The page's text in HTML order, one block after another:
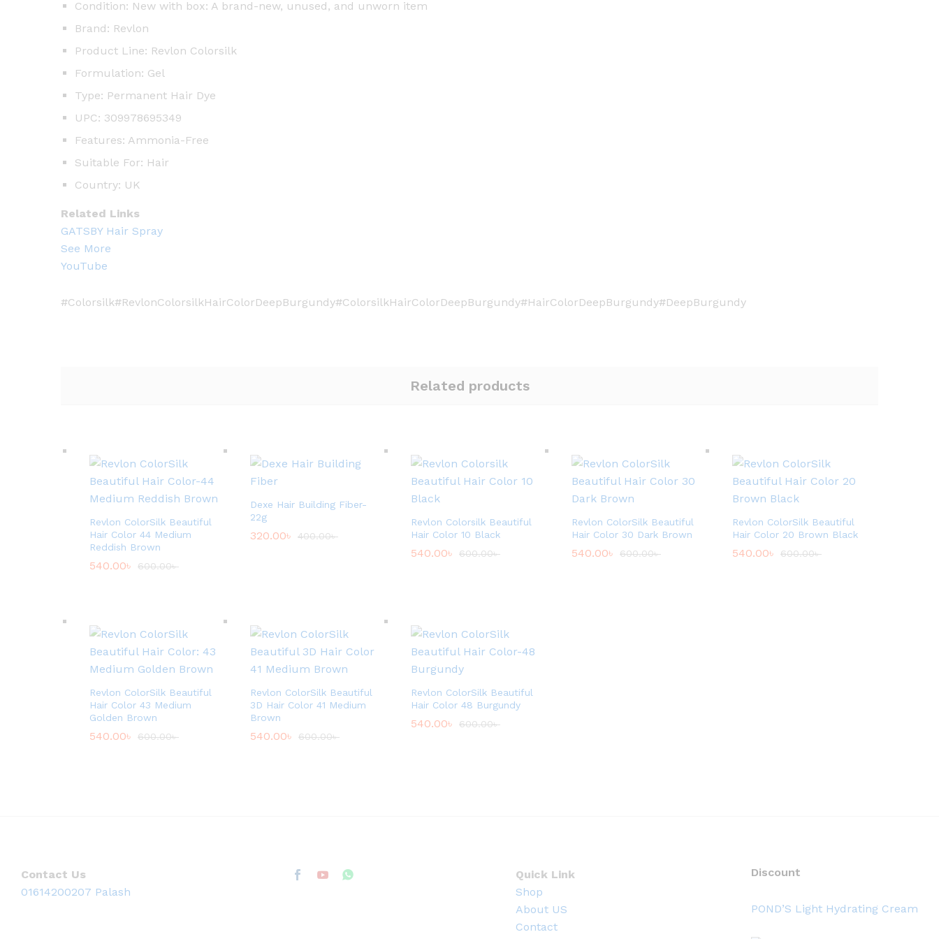
Condition: New with box: A brand-new, unused, and unworn item
Brand: Revlon
Product Line: Revlon Colorsilk
Formulation: Gel
Type: Permanent Hair Dye
UPC: 309978695349
Features: Ammonia-Free
Suitable For: Hair
Country: UK
Related Links
GATSBY Hair Spray
See More
YouTube
#Colorsilk#RevlonColorsilkHairColorDeepBurgundy#ColorsilkHairColorDeepBurgundy#HairColorDeepBurgundy#DeepBurgundy
Related products
Revlon ColorSilk Beautiful
Hair Color 44 Medium
Reddish Brown
540.00৳ 600.00৳
Dexe Hair Building Fiber-
22g
320.00৳ 400.00৳
Revlon Colorsilk Beautiful
Hair Color 10 Black
540.00৳ 600.00৳
Revlon ColorSilk Beautiful
Hair Color 30 Dark Brown
540.00৳ 600.00৳
Revlon ColorSilk Beautiful
Hair Color 20 Brown Black
540.00৳ 600.00৳
Revlon ColorSilk Beautiful
Hair Color 43 Medium
Golden Brown
540.00৳ 600.00৳
Revlon ColorSilk Beautiful
3D Hair Color 41 Medium
Brown
540.00৳ 600.00৳
Revlon ColorSilk Beautiful
Hair Color 48 Burgundy
540.00৳ 600.00৳
Contact Us
01614200207 Palash
Quick Link
Shop
About US
Contact
Discount
POND’S Light Hydrating Cream